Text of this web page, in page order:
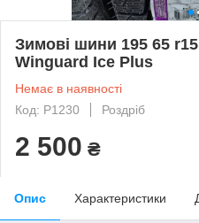
Зимові шини 195 65
Winguard Ice Plus
Немає в наявності
Код: Р1230
Роздріб
2 500 ₴
Опис Характеристики